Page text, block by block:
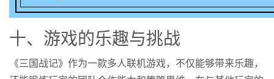
十、游戏的乐趣与挑战
《三国战记》作为一款多人联机游戏，不仅能够带来乐趣，